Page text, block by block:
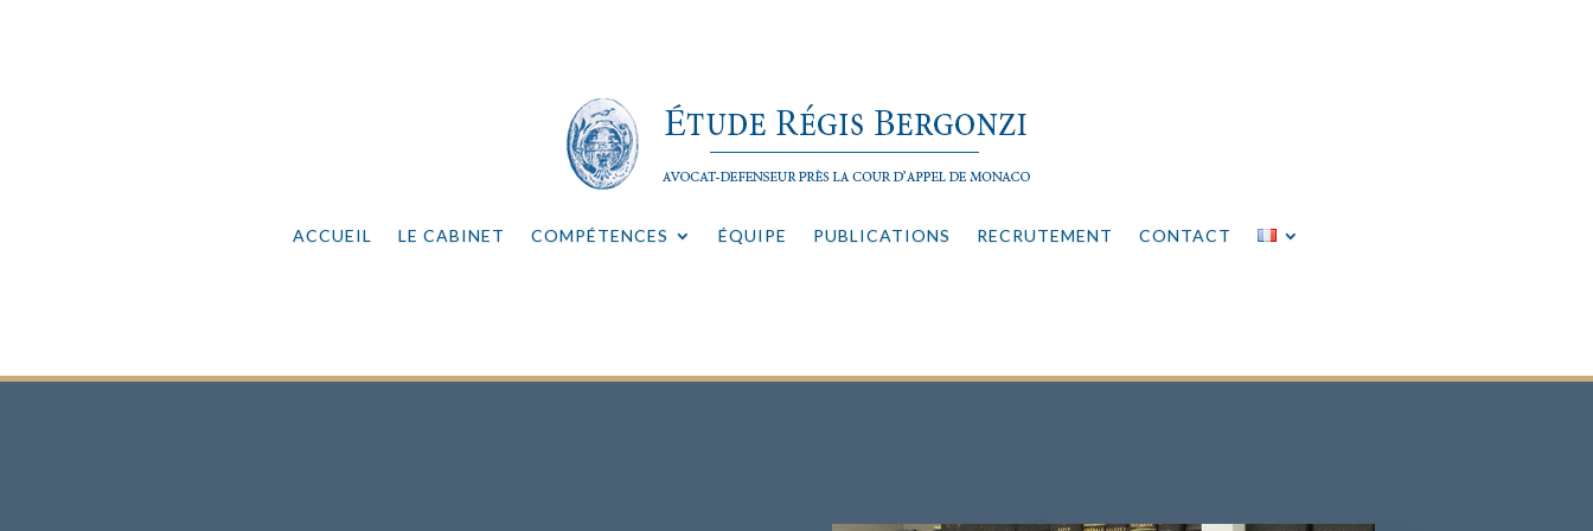
ACCUEIL LE CABINET COMPÉTENCES ÉQUIPE PUBLICATIONS RECRUTEMENT CONTACT